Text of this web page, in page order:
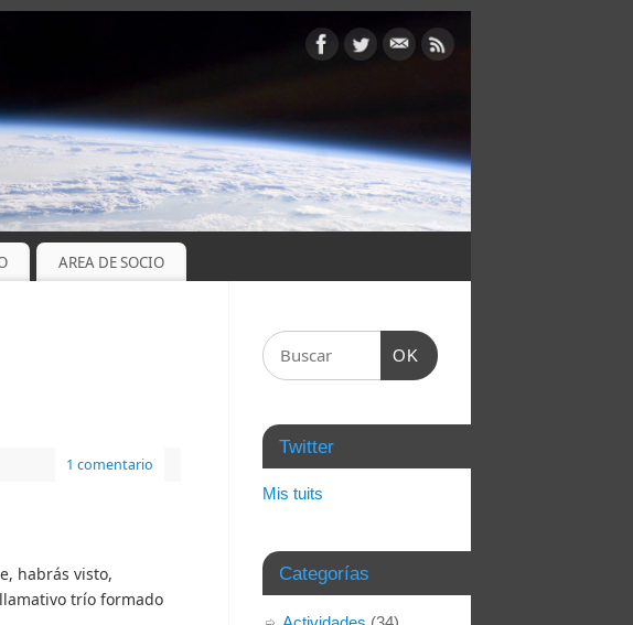
AREA DE SOCIO
1 comentario
habrás visto,
trío formado
OK
Twitter
Mis tuits
Categorías